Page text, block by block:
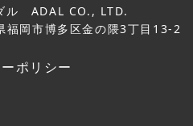
ル ADAL CO., LTD.
福岡市博多区金の隈3丁目13-2
ポリシー